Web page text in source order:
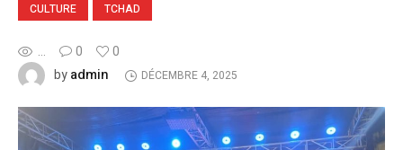
CULTURE TCHAD
... 0
0
byadmin DÉCEMBRE 4, 2025